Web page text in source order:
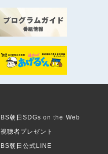
BS朝日SDGs on the Web
視聴者プレゼント
BS朝日公式LINE